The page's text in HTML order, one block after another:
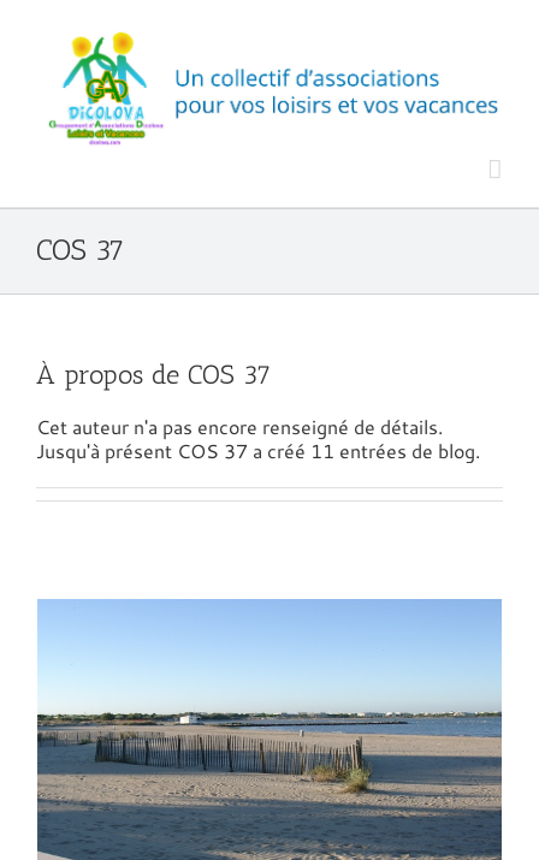
COS 37
À propos de COS 37
Cet auteur n'a pas encore renseigné de détails.
Jusqu'à présent COS 37 a créé 11 entrées de blog.